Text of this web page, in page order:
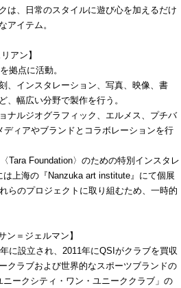
は、日常のスタイルに遊び心を加えるだけ
アイテム。
アン】
拠点に活動。
、インスタレーション、写真、映像、書
、幅広い分野で製作を行う。
ナルジオグラフィック、エルメス、プチバ
ディアやブランドとコラボレーションを行
Tara Foundation〉のための特別インスタレ
上海の『Nanzuka art institute』にて個展
らのプロジェクトに取り組むため、一時的
ン＝ジェルマン】
に設立され、2011年にQSIがクラブを買収
クラブおよび世界的なスポーツブランドの
ークシティ・ワン・ユニーククラブ」の